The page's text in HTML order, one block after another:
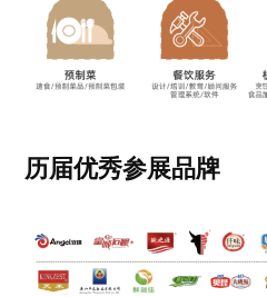
历届优秀参展品牌